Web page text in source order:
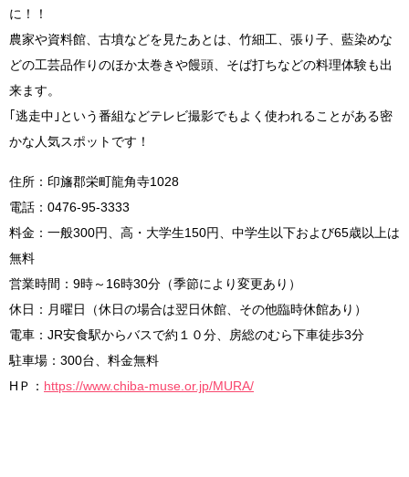
に！！
農家や資料館、古墳などを見たあとは、竹細工、張り子、藍染めな
どの工芸品作りのほか太巻きや饅頭、そば打ちなどの料理体験も出
来ます。
｢逃走中｣という番組などテレビ撮影でもよく使われることがある密
かな人気スポットです！
住所：印旛郡栄町龍角寺1028
電話：0476-95-3333
料金：一般300円、高・大学生150円、中学生以下および65歳以上は
無料
営業時間：9時～16時30分（季節により変更あり）
休日：月曜日（休日の場合は翌日休館、その他臨時休館あり）
電車：JR安食駅からバスで約１０分、房総のむら下車徒歩3分
駐車場：300台、料金無料
HＰ： https://www.chiba-muse.or.jp/MURA/